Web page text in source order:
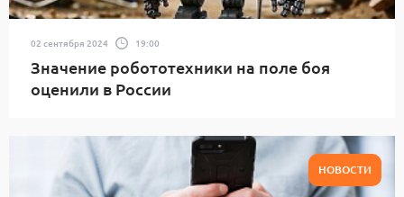
02 сентября 2024 19:00
Значение робототехники на поле боя
оценили в России
НОВОСТИ